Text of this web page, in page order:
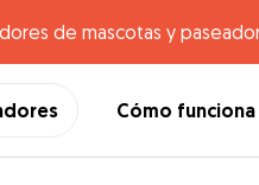
de mascotas y
Cómo funciona